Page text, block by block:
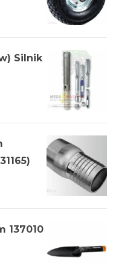
Silnik
137010